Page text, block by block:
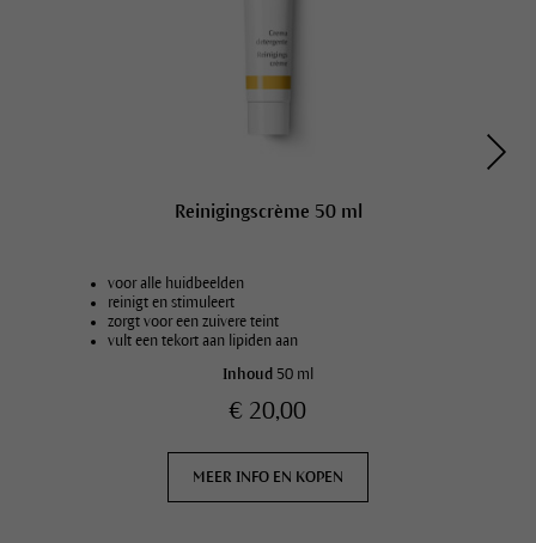
Reinigingscrème 50 ml
voor alle huidbeelden
reinigt en stimuleert
zorgt voor een zuivere teint
vult een tekort aan lipiden aan
Inhoud 50 ml
€ 20,00
MEER INFO EN KOPEN